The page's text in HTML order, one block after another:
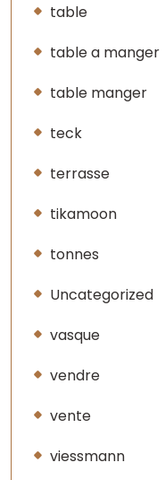
table
table a manger
table manger
teck
terrasse
tikamoon
tonnes
Uncategorized
vasque
vendre
vente
viessmann